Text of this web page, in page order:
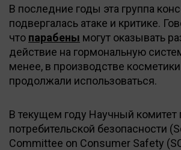
В последние годы эта группа
подвергалась атаке и критике.
что парабены могут оказывать
действие на гормональную
менее, в производстве
продолжали использоваться.
В текущем году Научный комитет
потребительской безопасности
Committee on Consumer Safety